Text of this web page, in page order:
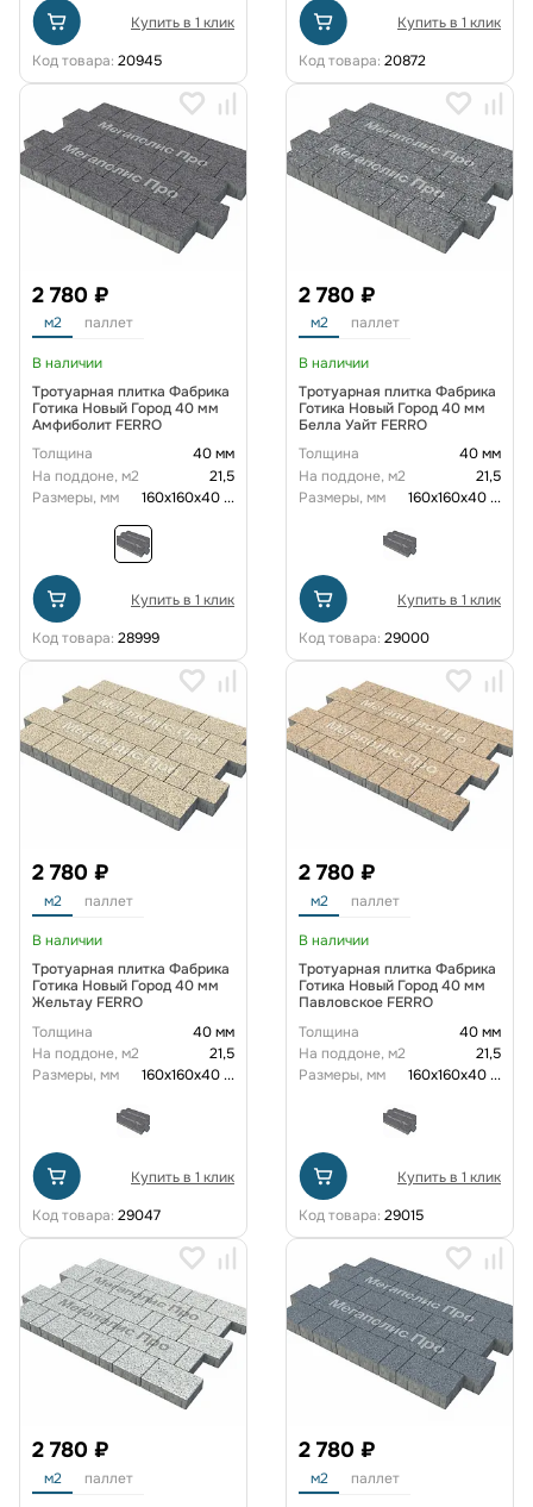
Купить в 1 клик
Код товара: 20945
Купить в 1 клик
Код товара: 20872
2 780 ₽
м2 паллет
В наличии
Тротуарная плитка Фабрика
Готика Новый Город 40 мм
Амфиболит FERRO
Толщина
40 мм
На поддоне, м2
21,5
Размеры, мм
160х160х40...
Купить в 1 клик
Код товара: 28999
2 780 ₽
м2 паллет
В наличии
Тротуарная плитка Фабрика
Готика Новый Город 40 мм
Белла Уайт FERRO
Толщина
40 мм
На поддоне, м2
21,5
Размеры, мм
160х160х40...
Купить в 1 клик
Код товара: 29000
2 780 ₽
м2 паллет
В наличии
Тротуарная плитка Фабрика
Готика Новый Город 40 мм
Жельтау FERRO
Толщина
40 мм
На поддоне, м2
21,5
Размеры, мм
160х160х40...
Купить в 1 клик
Код товара: 29047
2 780 ₽
м2 паллет
В наличии
Тротуарная плитка Фабрика
Готика Новый Город 40 мм
Павловское FERRO
Толщина
40 мм
На поддоне, м2
21,5
Размеры, мм
160х160х40...
Купить в 1 клик
Код товара: 29015
2 780 ₽
м2 паллет
2 780 ₽
м2 паллет